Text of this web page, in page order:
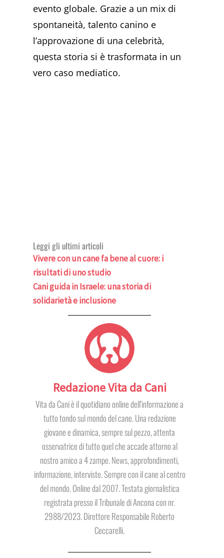
evento globale. Grazie a un mix di
spontaneità, talento canino e
l’approvazione di una celebrità,
questa storia si è trasformata in un
vero caso mediatico.
Leggi gli ultimi articoli
Vivere con un cane fa bene al cuore: i
risultati di uno studio
Cani guida in Israele: una storia di
solidarietà e inclusione
Redazione Vita da Cani
Vita da Cani è il quotidiano online dell'informazione a
tutto tondo sul mondo del cane. Una redazione
giovane e dinamica, sempre sul pezzo, attenta
osservatrice di tutto quel che accade attorno al
nostro amico a 4 zampe. News, approfondimenti,
informazione, interviste. Sempre con il cane al centro
del mondo. Online dal 2007. Testata giornalistica
registrata presso il Tribunale di Ancona con nr.
2988/2023. Direttore Responsabile Roberto
Ceccarelli.